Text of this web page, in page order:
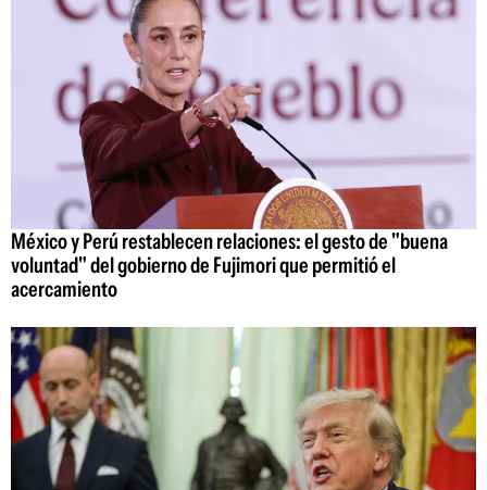
México y Perú restablecen relaciones: el gesto de "buena
voluntad" del gobierno de Fujimori que permitió el
acercamiento